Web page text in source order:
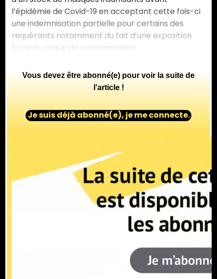
l’épidémie de Covid-19 en acceptant cette fois-ci
une indemnisation partielle pour certains des
requérants notamment du fait d’une exposition
forte au risque de contamination.
Vous devez être abonné(e) pour voir la suite de
l'article !
Je suis déjà abonné(e), je me connecte.